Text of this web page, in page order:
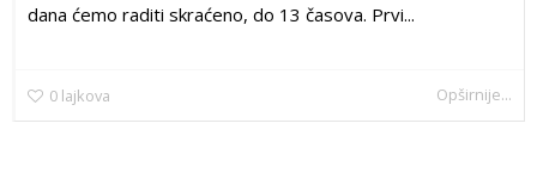
dana ćemo raditi skraćeno, do 13 časova. Prvi...
0 lajkova Opširnije...